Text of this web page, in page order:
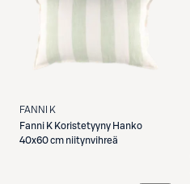
FANNI K
Fanni K Koristetyyny Hanko
40x60 cm niitynvihreä